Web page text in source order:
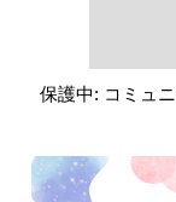
保護中: コミュ